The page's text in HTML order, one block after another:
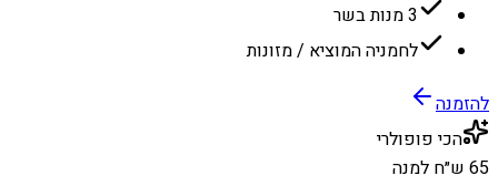
3 מנות בשר
לחמניה המוציא / מזונות
להזמנה
הכי פופולרי
65 ש״ח למנה